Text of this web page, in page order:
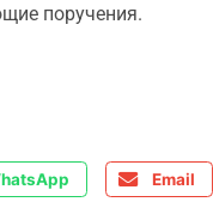
поручения.
Email